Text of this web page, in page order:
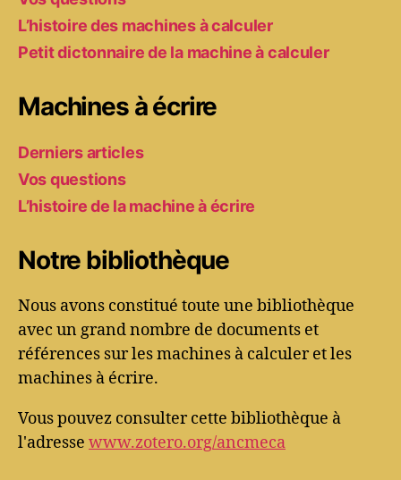
L’histoire des machines à calculer
Petit dictonnaire de la machine à calculer
Machines à écrire
Derniers articles
Vos questions
L’histoire de la machine à écrire
Notre bibliothèque
Nous avons constitué toute une bibliothèque
avec un grand nombre de documents et
références sur les machines à calculer et les
machines à écrire.
Vous pouvez consulter cette bibliothèque à
l'adresse www.zotero.org/ancmeca